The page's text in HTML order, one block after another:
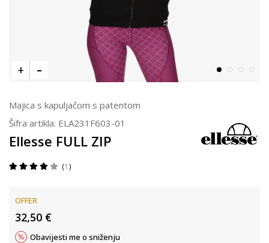
Majica s kapuljačom s patentom
Šifra artikla: ELA231F603-01
Ellesse FULL ZIP
1
OFFER
32,50 €
Obavijesti me o sniženju